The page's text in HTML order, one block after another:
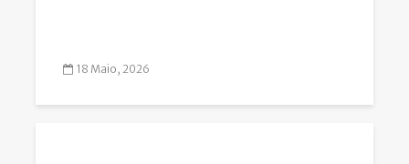
18 Maio, 2026